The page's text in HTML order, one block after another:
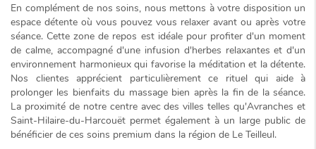
En complément de nos soins, nous mettons à votre disposition un
espace détente où vous pouvez vous relaxer avant ou après votre
séance. Cette zone de repos est idéale pour profiter d'un moment
de calme, accompagné d'une infusion d'herbes relaxantes et d'un
environnement harmonieux qui favorise la méditation et la détente.
Nos clientes apprécient particulièrement ce rituel qui aide à
prolonger les bienfaits du massage bien après la fin de la séance.
La proximité de notre centre avec des villes telles qu'Avranches et
Saint-Hilaire-du-Harcouët permet également à un large public de
bénéficier de ces soins premium dans la région de Le Teilleul.